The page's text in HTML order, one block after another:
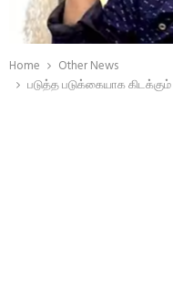
Home
Other News
படுத்த படுக்கையாக